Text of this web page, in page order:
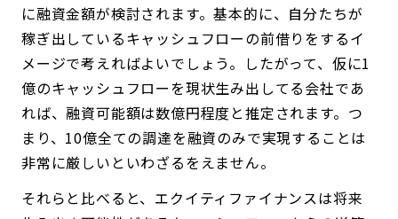
に融資金額が検討されます。基本的に、自分たちが
稼ぎ出しているキャッシュフローの前借りをするイ
メージで考えればよいでしょう。したがって、仮に1
億のキャッシュフローを現状生み出してる会社であ
れば、融資可能額は数億円程度と推定されます。つ
まり、10億全ての調達を融資のみで実現することは
非常に厳しいといわざるをえません。
それらと比べると、エクイティファイナンスは将来